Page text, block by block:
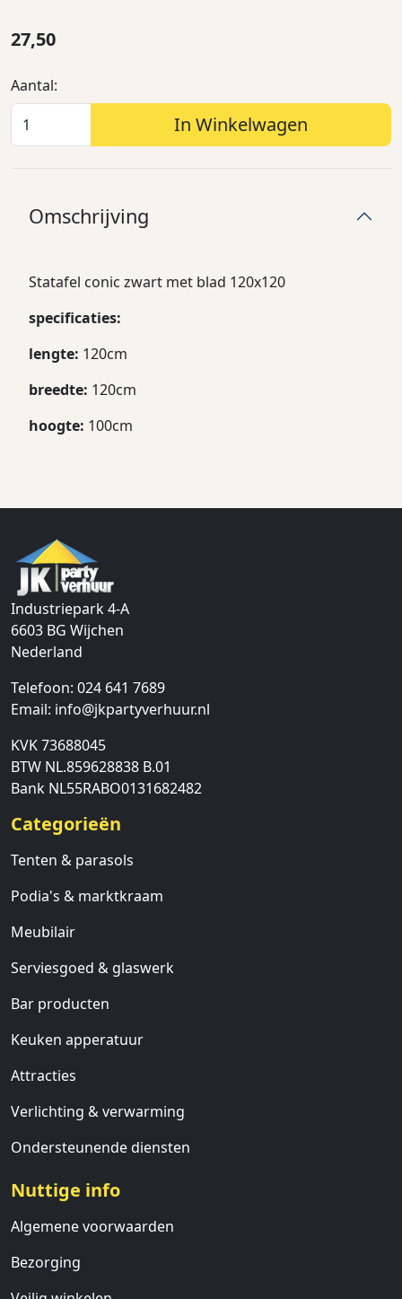
27,50
Aantal:
In Winkelwagen
Omschrijving
Statafel conic zwart met blad 120x120
specificaties:
lengte: 120cm
breedte: 120cm
hoogte: 100cm
Industriepark 4-A
6603 BG Wijchen
Nederland
Telefoon: 024 641 7689
Email: info@jkpartyverhuur.nl
KVK 73688045
BTW NL.859628838 B.01
Bank NL55RABO0131682482
Categorieën
Tenten & parasols
Podia's & marktkraam
Meubilair
Serviesgoed & glaswerk
Bar producten
Keuken apperatuur
Attracties
Verlichting & verwarming
Ondersteunende diensten
Nuttige info
Algemene voorwaarden
Bezorging